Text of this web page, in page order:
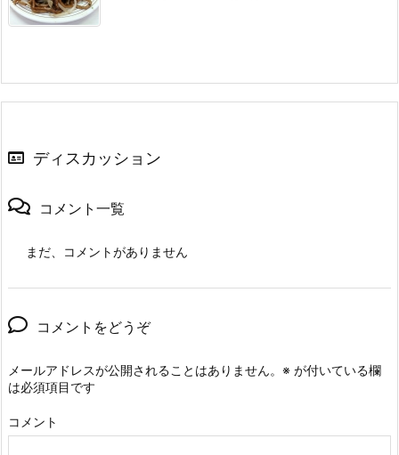
ディスカッション
コメント一覧
まだ、コメントがありません
コメントをどうぞ
メールアドレスが公開されることはありません。 ※ が付いている欄
は必須項目です
コメント